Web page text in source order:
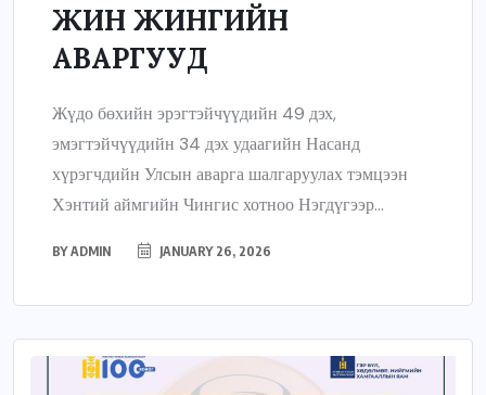
ЖИН ЖИНГИЙН
АВАРГУУД
Жүдо бөхийн эрэгтэйчүүдийн 49 дэх,
эмэгтэйчүүдийн 34 дэх удаагийн Насанд
хүрэгчдийн Улсын аварга шалгаруулах тэмцээн
Хэнтий аймгийн Чингис хотноо Нэгдүгээр...
BYADMIN JANUARY 26, 2026